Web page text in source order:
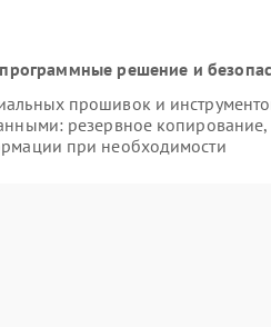
решение и
прошивок и
резервное
при необходимости